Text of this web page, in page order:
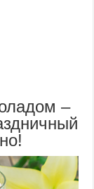
–